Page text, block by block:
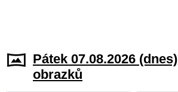
Pátek 07.08.2026 (dnes)
obrazků